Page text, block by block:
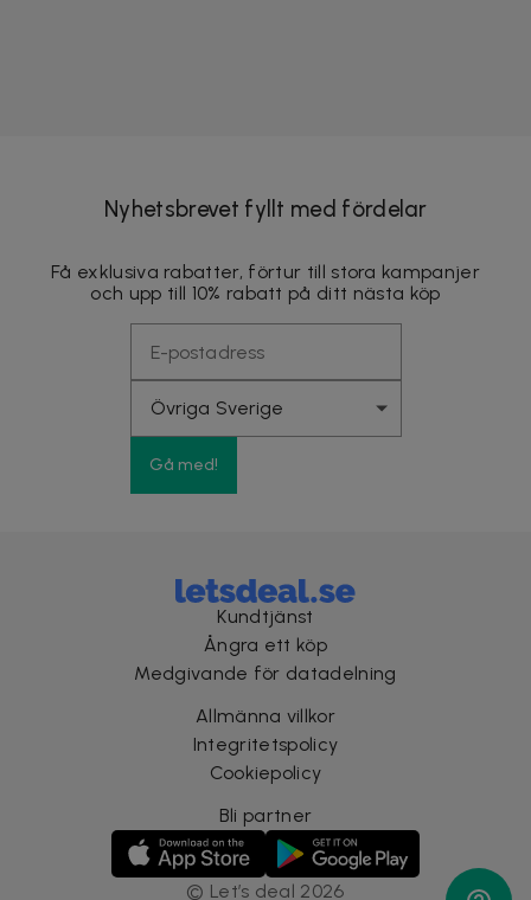
Nyhetsbrevet fyllt med fördelar
Få exklusiva rabatter, förtur till stora kampanjer
och upp till 10% rabatt på ditt nästa köp
Gå med!
Kundtjänst
Ångra ett köp
Medgivande för datadelning
Allmänna villkor
Integritetspolicy
Cookiepolicy
Bli partner
© Let’s deal 2026